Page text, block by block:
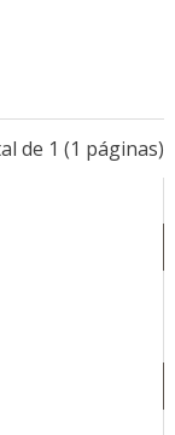
de 1 (1 páginas)